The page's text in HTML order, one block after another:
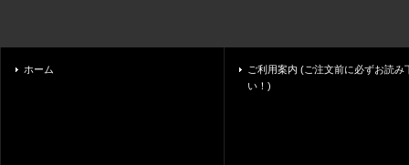
ホーム
ご利用案内 (ご注文前に必ずお読み
い！)